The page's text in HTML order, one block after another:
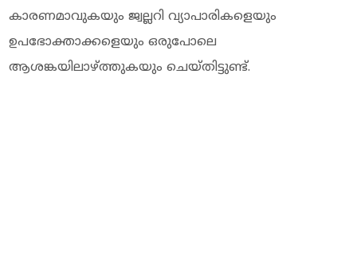
കാരണമാവുകയും ജ്വല്ലറി വ്യാപാരികളെയും
ഉപഭോക്താക്കളെയും ഒരുപോലെ
ആശങ്കയിലാഴ്ത്തുകയും ചെയ്തിട്ടുണ്ട്.